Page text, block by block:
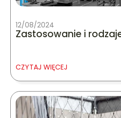
12/08/2024
Zastosowanie i
CZYTAJ WIĘCEJ